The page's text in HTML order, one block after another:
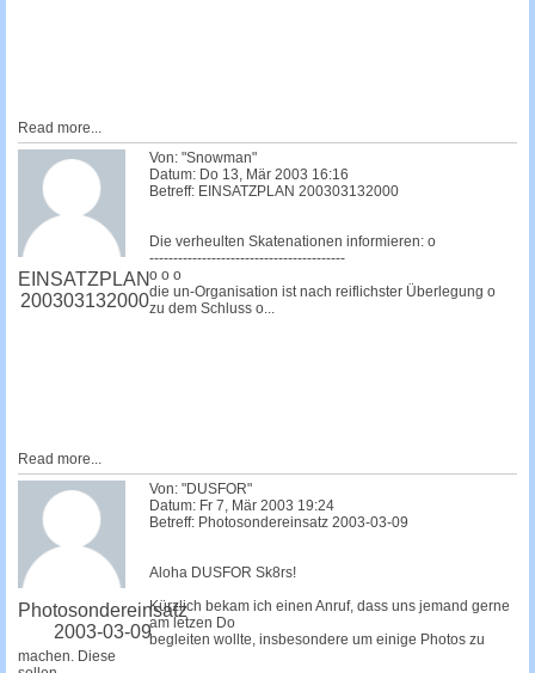
Read more...
EINSATZPLAN
200303132000
Von: "Snowman"
Datum: Do 13, Mär 2003 16:16
Betreff: EINSATZPLAN 200303132000
Die verheulten Skatenationen informieren: o
-----------------------------------------
o o o
die un-Organisation ist nach reiflichster Überlegung o
zu dem Schluss o...
Read more...
Photosondereinsatz
2003-03-09
Von: "DUSFOR"
Datum: Fr 7, Mär 2003 19:24
Betreff: Photosondereinsatz 2003-03-09
Aloha DUSFOR Sk8rs!
Kürzlich bekam ich einen Anruf, dass uns jemand gerne
am letzen Do
begleiten wollte, insbesondere um einige Photos zu
machen. Diese